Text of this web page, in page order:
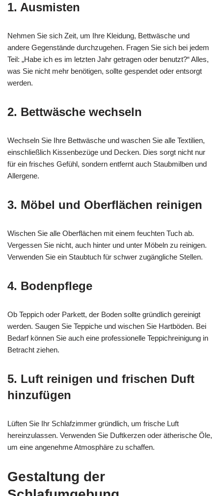
1. Ausmisten
Nehmen Sie sich Zeit, um Ihre Kleidung, Bettwäsche und
andere Gegenstände durchzugehen. Fragen Sie sich bei jedem
Teil: „Habe ich es im letzten Jahr getragen oder benutzt?“ Alles,
was Sie nicht mehr benötigen, sollte gespendet oder entsorgt
werden.
2. Bettwäsche wechseln
Wechseln Sie Ihre Bettwäsche und waschen Sie alle Textilien,
einschließlich Kissenbezüge und Decken. Dies sorgt nicht nur
für ein frisches Gefühl, sondern entfernt auch Staubmilben und
Allergene.
3. Möbel und Oberflächen reinigen
Wischen Sie alle Oberflächen mit einem feuchten Tuch ab.
Vergessen Sie nicht, auch hinter und unter Möbeln zu reinigen.
Verwenden Sie ein Staubtuch für schwer zugängliche Stellen.
4. Bodenpflege
Ob Teppich oder Parkett, der Boden sollte gründlich gereinigt
werden. Saugen Sie Teppiche und wischen Sie Hartböden. Bei
Bedarf können Sie auch eine professionelle Teppichreinigung in
Betracht ziehen.
5. Luft reinigen und frischen Duft
hinzufügen
Lüften Sie Ihr Schlafzimmer gründlich, um frische Luft
hereinzulassen. Verwenden Sie Duftkerzen oder ätherische Öle,
um eine angenehme Atmosphäre zu schaffen.
Gestaltung der